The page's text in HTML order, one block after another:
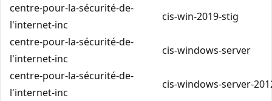
centre-pour-la-sécurité-de-
l'internet-inc
cis-win-2019-stig
centre-pour-la-sécurité-de-
l'internet-inc
cis-windows-server
centre-pour-la-sécurité-de-
l'internet-inc
cis-windows-server-